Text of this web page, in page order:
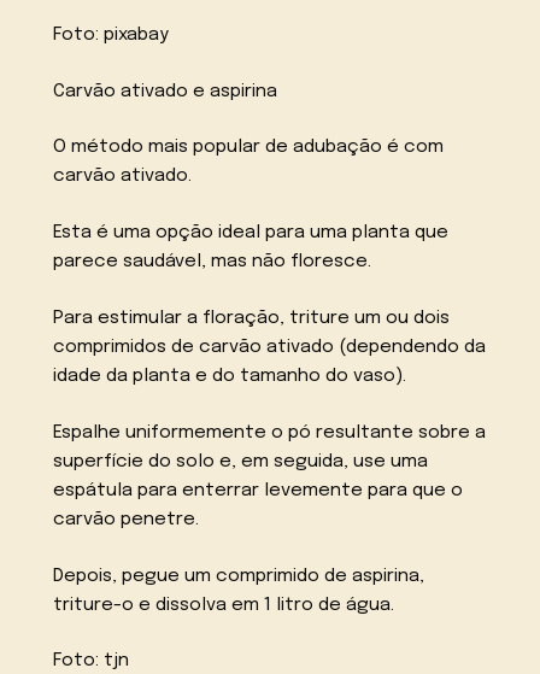
Foto: pixabay
Carvão ativado e aspirina
O método mais popular de adubação é com
carvão ativado.
Esta é uma opção ideal para uma planta que
parece saudável, mas não floresce.
Para estimular a floração, triture um ou dois
comprimidos de carvão ativado (dependendo da
idade da planta e do tamanho do vaso).
Espalhe uniformemente o pó resultante sobre a
superfície do solo e, em seguida, use uma
espátula para enterrar levemente para que o
carvão penetre.
Depois, pegue um comprimido de aspirina,
triture-o e dissolva em 1 litro de água.
Foto: tjn